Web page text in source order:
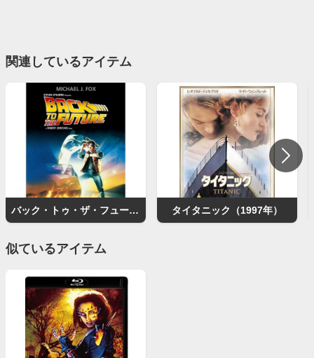
関連しているアイテム
バック・トゥ・ザ・フューチャー タイタニック（1997年）
似ているアイテム